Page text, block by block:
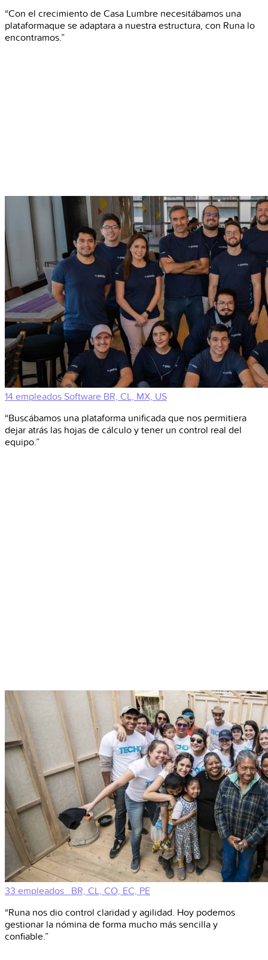
“Con el crecimiento de Casa Lumbre necesitábamos una
plataformaque se adaptara a nuestra estructura, con Runa lo
encontramos.”
14 empleados Software BR, CL, MX, US
“Buscábamos una plataforma unificada que nos permitiera
dejar atrás las hojas de cálculo y tener un control real del
equipo.”
33 empleados
BR, CL, CO, EC, PE
“Runa nos dio control claridad y agilidad. Hoy podemos
gestionar la nómina de forma mucho más sencilla y
confiable.”